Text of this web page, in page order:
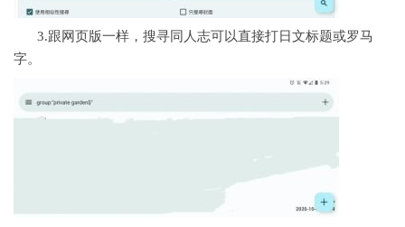
3.跟网页版一样，搜寻同人志可以直接打日文标题或罗马
字。